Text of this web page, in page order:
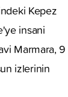
Kepez
insani
Marmara, 9
izlerinin